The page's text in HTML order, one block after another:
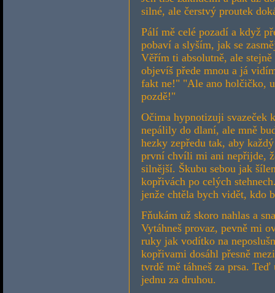
silné, ale čerstvý proutek
Pálí mě celé pozadí a když
pobaví a slyším, jak se
Věřím ti absolutně, ale
objevíš přede mnou a já
fakt ne!" "Ale ano holčičko,
pozdě!"
Očima hypnotizuji svazeček
nepálily do dlaní, ale mně
hezky zepředu tak, aby
první chvíli mi ani nepřijde,
silnější. Škubu sebou jak
kopřivách po celých
jenže chtěla bych vidět, kdo
Fňukám už skoro nahlas a
Vytáhneš provaz, pevně mi
ruky jak vodítko na
kopřivami dosáhl přesně
tvrdě mě táhneš za prsa.
jednu za druhou.